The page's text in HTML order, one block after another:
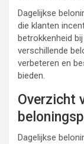
Dagelijkse
die klanten
betrokkenheid
verschillende
verbeteren en
bieden.
Overzicht
Dagelijkse